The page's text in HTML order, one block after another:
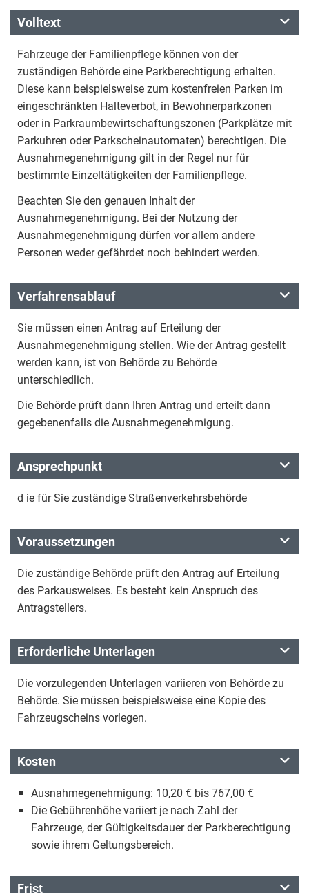
Volltext
Fahrzeuge der Familienpflege können von der
zuständigen Behörde eine Parkberechtigung erhalten.
Diese kann beispielsweise zum kostenfreien Parken im
eingeschränkten Halteverbot, in Bewohnerparkzonen
oder in Parkraumbewirtschaftungszonen (Parkplätze mit
Parkuhren oder Parkscheinautomaten) berechtigen. Die
Ausnahmegenehmigung gilt in der Regel nur für
bestimmte Einzeltätigkeiten der Familienpflege.
Beachten Sie den genauen Inhalt der
Ausnahmegenehmigung. Bei der Nutzung der
Ausnahmegenehmigung dürfen vor allem andere
Personen weder gefährdet noch behindert werden.
Verfahrensablauf
Sie müssen einen Antrag auf Erteilung der
Ausnahmegenehmigung stellen. Wie der Antrag gestellt
werden kann, ist von Behörde zu Behörde
unterschiedlich.
Die Behörde prüft dann Ihren Antrag und erteilt dann
gegebenenfalls die Ausnahmegenehmigung.
Ansprechpunkt
d ie für Sie zuständige Straßenverkehrsbehörde
Voraussetzungen
Die zuständige Behörde prüft den Antrag auf Erteilung
des Parkausweises. Es besteht kein Anspruch des
Antragstellers.
Erforderliche Unterlagen
Die vorzulegenden Unterlagen variieren von Behörde zu
Behörde. Sie müssen beispielsweise eine Kopie des
Fahrzeugscheins vorlegen.
Kosten
Ausnahmegenehmigung: 10,20 € bis 767,00 €
Die Gebührenhöhe variiert je nach Zahl der
Fahrzeuge, der Gültigkeitsdauer der Parkberechtigung
sowie ihrem Geltungsbereich.
Frist